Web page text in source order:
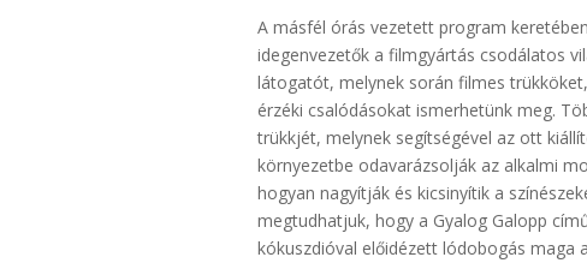
A másfél órás vezetett program
idegenvezetők a filmgyártás csodálatos
látogatót, melynek során filmes
érzéki csalódásokat ismerhetünk meg.
trükkjét, melynek segítségével az ott
környezetbe odavarázsolják az alkalmi
hogyan nagyítják és kicsinyítik a
megtudhatjuk, hogy a Gyalog Galopp
kókuszdióval előidézett lódobogás maga